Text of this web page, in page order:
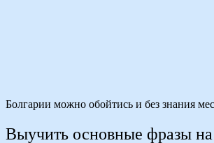
Болгарии можно обойтись и без знания
Выучить основные фразы